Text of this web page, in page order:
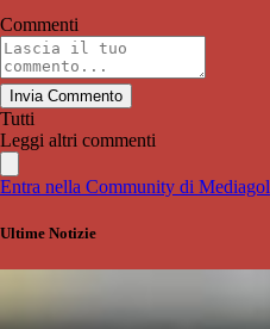
Commenti
Invia Commento
Tutti
Leggi altri commenti
Entra nella Community di Mediagol
Ultime Notizie